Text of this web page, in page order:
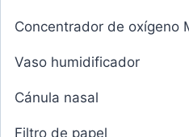
Concentrador de oxígeno
Vaso humidificador
Cánula nasal
Filtro de papel